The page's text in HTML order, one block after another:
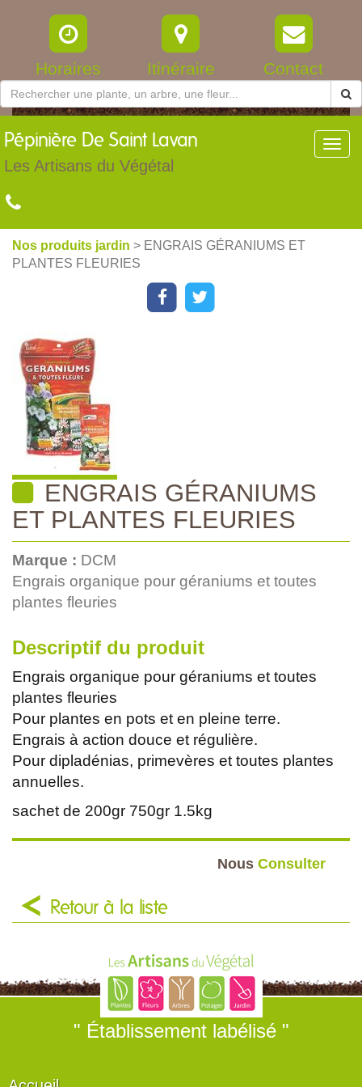
Horaires Itinéraire Contact
Pépinière De Saint Lavan
Les Artisans du Végétal
Nos produits jardin > ENGRAIS GÉRANIUMS ET
PLANTES FLEURIES
ENGRAIS GÉRANIUMS
ET PLANTES FLEURIES
Marque : DCM
Engrais organique pour géraniums et toutes
plantes fleuries
Descriptif du produit
Engrais organique pour géraniums et toutes
plantes fleuries
Pour plantes en pots et en pleine terre.
Engrais à action douce et régulière.
Pour dipladénias, primevères et toutes plantes
annuelles.
sachet de 200gr 750gr 1.5kg
Nous Consulter
Retour à la liste
" Établissement labélisé "